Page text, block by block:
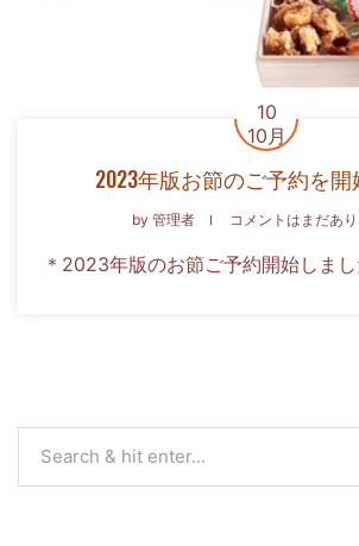
10
10月
2023年版お節のご予約を
by 管理者 コメントはまだあ
＊2023年版のお節ご予約開始しま